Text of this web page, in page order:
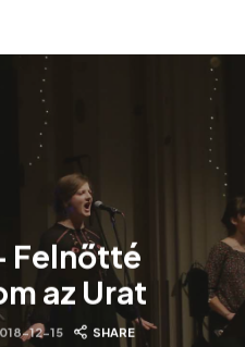
Felnőtté
az Urat
12-15 SHARE